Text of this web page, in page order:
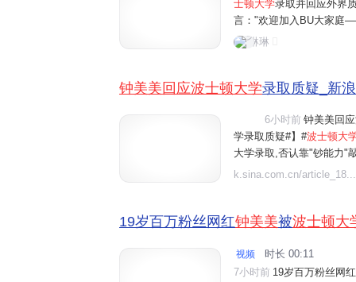
士顿大学录取并回应外界
言："欢迎加入BU大家庭
erriers疯狂打call！"此次
琳琳
钟美美回应波士顿大学录取质疑_新
6小时前 钟美美回
学录取质疑#】#波士顿大
大学录取,否认靠"钞能力"
正规渠道、扎实准备申请
k.sina.com.cn/article_18...
19岁百万粉丝网红钟美美被波士顿大
视频
时长 00:11
7小时前 19岁百万粉丝网红